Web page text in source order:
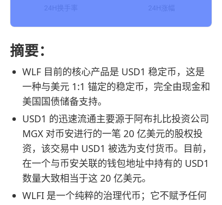
24H换手率 24H涨幅
摘要：
WLF 目前的核心产品是 USD1 稳定币，这是
一种与美元 1:1 锚定的稳定币，完全由现金和
美国国债储备支持。
USD1 的迅速流通主要源于阿布扎比投资公司
MGX 对币安进行的一笔 20 亿美元的股权投
资，该交易中 USD1 被选为支付货币。目前，
在一个与币安关联的钱包地址中持有的 USD1
数量大致相当于这 20 亿美元。
WLFI 是一个纯粹的治理代币；它不赋予任何